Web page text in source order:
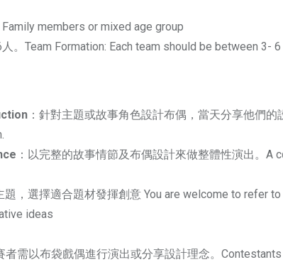
members or mixed age group
Each team should be between 3- 6
：針對主題或故事角色設計布偶，當天分享他們
：以完整的故事情節及布偶設計來做整體性演出。A
，選擇適合題材發揮創意 You are welcome to refer to
ideas
者需以布袋戲偶進行演出或分享設計理念。